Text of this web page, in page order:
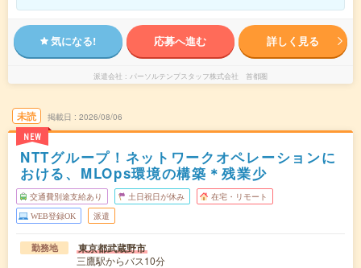
気になる! 応募へ進む 詳しく見る
派遣会社 パーソルテンプスタッフ株式会社 首都圏
未読
NEW
掲載日 2026/08/06
NTTグループ！ネットワークオペレーションに
おける、MLOps環境の構築＊残業少
交通費別途支給あり 土日祝日が休み 在宅・リモート
WEB登録OK 派遣
勤務地 東京都武蔵野市
三鷹駅からバス10分